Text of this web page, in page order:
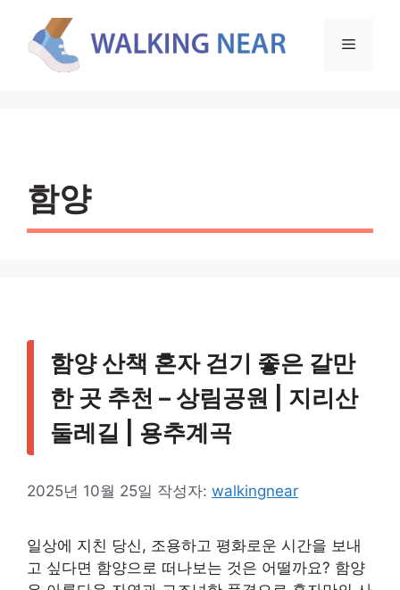
메
함양
함양 산책 혼자 걷기 좋은 갈만
한 곳 추천 – 상림공원 | 지리산
둘레길 | 용추계곡
2025년 10월 25일 작성자: walkingnear
일상에 지친 당신, 조용하고 평화로운 시간을 보내
고 싶다면 함양으로 떠나보는 것은 어떨까요? 함양